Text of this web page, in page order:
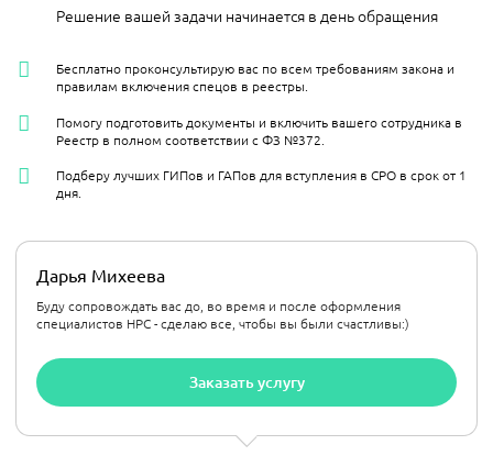
Решение вашей задачи начинается в день обращения
Дарья Михеева
Буду сопровождать вас до, во время и после оформления
специалистов НРС - сделаю все, чтобы вы были счастливы:)
Заказать услугу
Бесплатно проконсультирую вас по всем требованиям закона и
правилам включения спецов в реестры.
Помогу подготовить документы и включить вашего сотрудника в
Реестр в полном соответствии с ФЗ №372.
Подберу лучших ГИПов и ГАПов для вступления в СРО в срок от 1
дня.